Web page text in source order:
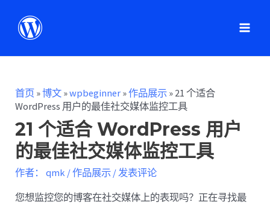
首页 »博文 »wpbeginner »作品展示 » 21 个适合
WordPress 用户的最佳社交媒体监控工具
21 个适合 WordPress 用户
的最佳社交媒体监控工具
作者： qmk /作品展示 /发表评论
您想监控您的博客在社交媒体上的表现吗？正在寻找最